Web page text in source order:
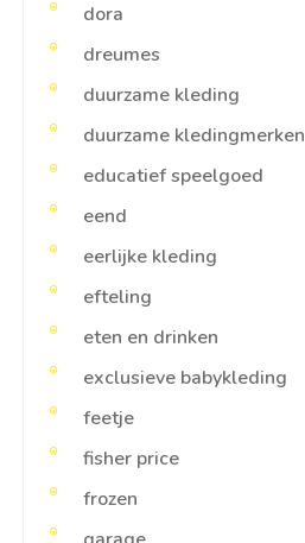
dora
dreumes
duurzame kleding
duurzame kledingmerken
educatief speelgoed
eend
eerlijke kleding
efteling
eten en drinken
exclusieve babykleding
feetje
fisher price
frozen